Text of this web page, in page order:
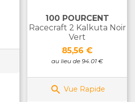
100 POURCENT
Racecraft 2 Kalkuta Noir
Vert
Prix
85,56 €
au lieu de 94.01 €
 Vue Rapide